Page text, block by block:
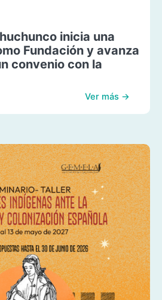
inicia una
Fundación y avanza
convenio con la
Ver más →